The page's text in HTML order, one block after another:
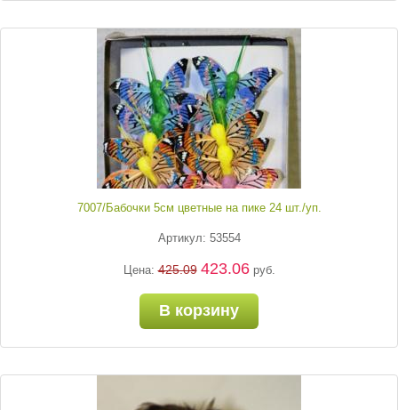
7007/Бабочки 5см цветные на пике 24 шт./уп.
Артикул: 53554
Цена:425.09 423.06руб.
В корзину